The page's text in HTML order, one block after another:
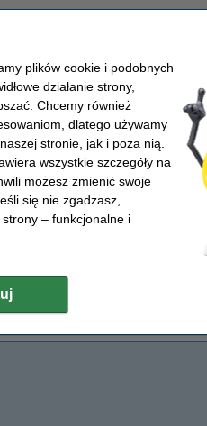
plików cookie i podobnych
działanie strony,
Chcemy również
dlatego używamy
stronie, jak i poza nią.
wszystkie szczegóły na
możesz zmienić swoje
się nie zgadzasz,
– funkcjonalne i